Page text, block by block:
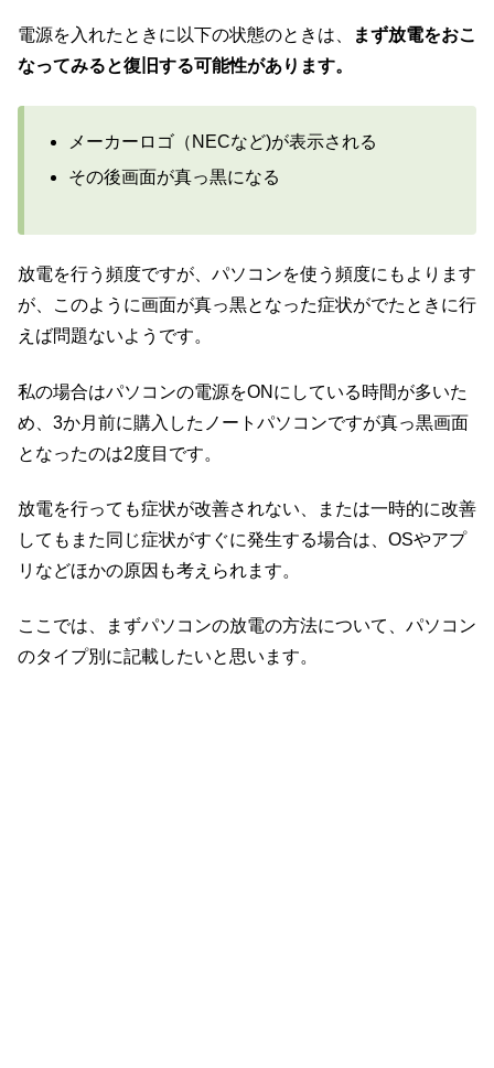
電源を入れたときに以下の状態のときは、
まず放電をおこ
なってみると復旧する可能性があります。
メーカーロゴ（NECなど)が表示される
その後画面が真っ黒になる
放電を行う頻度ですが、パソコンを使う頻度にもよります
が、このように画面が真っ黒となった症状がでたときに行
えば問題ないようです。
私の場合はパソコンの電源をONにしている時間が多いた
め、3か月前に購入したノートパソコンですが真っ黒画面
となったのは2度目です。
放電を行っても症状が改善されない、または一時的に改善
してもまた同じ症状がすぐに発生する場合は、OSやアプ
リなどほかの原因も考えられます。
ここでは、まずパソコンの放電の方法について、パソコン
のタイプ別に記載したいと思います。